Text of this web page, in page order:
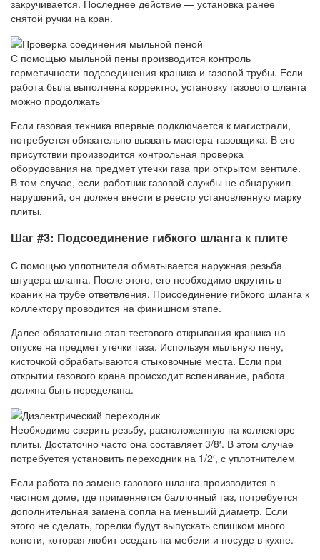
закручивается. Последнее действие — установка ранее
снятой ручки на кран.
С помощью мыльной пены производится контроль
герметичности подсоединения краника и газовой трубы. Если
работа была выполнена корректно, установку газового шланга
можно продолжать
Если газовая техника впервые подключается к магистрали,
потребуется обязательно вызвать мастера-газовщика. В его
присутствии производится контрольная проверка
оборудования на предмет утечки газа при открытом вентиле.
В том случае, если работник газовой службы не обнаружил
нарушений, он должен внести в реестр установленную марку
плиты.
Шаг #3: Подсоединение гибкого шланга к плите
С помощью уплотнителя обматывается наружная резьба
штуцера шланга. После этого, его необходимо вкрутить в
краник на трубе ответвления. Присоединение гибкого шланга к
коллектору проводится на финишном этапе.
Далее обязательно этап тестового открывания краника на
опуске на предмет утечки газа. Используя мыльную пену,
кисточкой обрабатываются стыковочные места. Если при
открытии газового крана происходит вспенивание, работа
должна быть переделана.
Необходимо сверить резьбу, расположенную на коллекторе
плиты. Достаточно часто она составляет 3/8′. В этом случае
потребуется установить переходник на 1/2′, с уплотнителем
Если работа по замене газового шланга производится в
частном доме, где применяется баллонный газ, потребуется
дополнительная замена сопла на меньший диаметр. Если
этого не сделать, горелки будут выпускать слишком много
копоти, которая любит оседать на мебели и посуде в кухне.